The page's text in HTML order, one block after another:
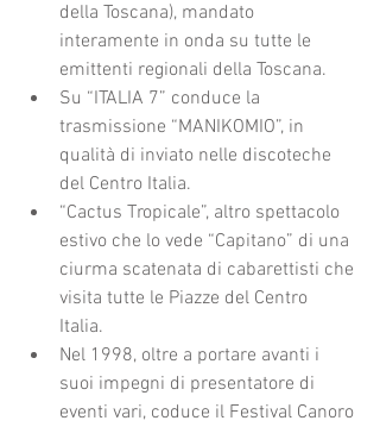
della Toscana), mandato
interamente in onda su tutte le
emittenti regionali della Toscana.
Su “ITALIA 7” conduce la
trasmissione “MANIKOMIO”, in
qualità di inviato nelle discoteche
del Centro Italia.
“Cactus Tropicale”, altro spettacolo
estivo che lo vede “Capitano” di una
ciurma scatenata di cabarettisti che
visita tutte le Piazze del Centro
Italia.
Nel 1998, oltre a portare avanti i
suoi impegni di presentatore di
eventi vari, coduce il Festival Canoro